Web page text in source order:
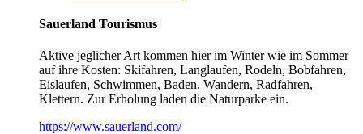
Sauerland Tourismus
Aktive jeglicher Art kommen hier im Winter wie im Sommer
auf ihre Kosten: Skifahren, Langlaufen, Rodeln, Bobfahren,
Eislaufen, Schwimmen, Baden, Wandern, Radfahren,
Klettern. Zur Erholung laden die Naturparke ein.
https://www.sauerland.com/